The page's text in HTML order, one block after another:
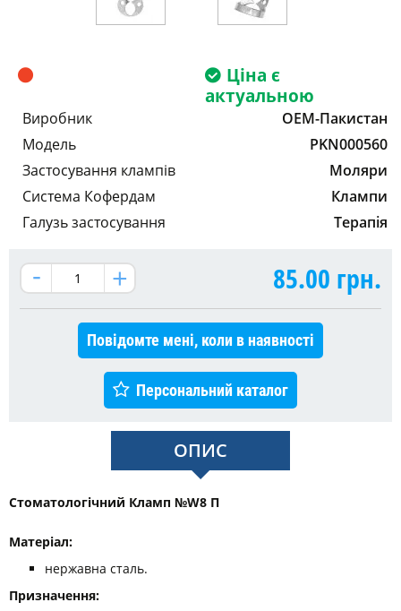
Ціна є
актуальною
Виробник
OEM-Пакистан
Модель
PKN000560
Застосування клампів
Моляри
Система Кофердам
Клампи
Галузь застосування
Терапія
85.00 грн.
Повідомте мені, коли в наявності
Персональний каталог
ОПИС
Стоматологічний Кламп №W8 П
Матеріал:
нержавна сталь.
Призначення: